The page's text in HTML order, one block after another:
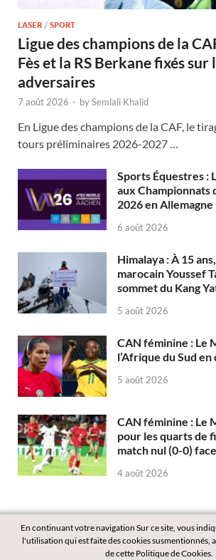
LASER / SPORT
Ligue des champions de la
Fès et la RS Berkane fixés sur
adversaires
7 août 2026 - bySemlali Khalid
En Ligue des champions de la CAF, le
tours préliminaires 2026-2027 …
Sports Équestres :
aux Championnats
2026 en Allemagne
6 août 2026
Himalaya : À 15
marocain Youssef
sommet du Kang
5 août 2026
CAN féminine : Le
l’Afrique du Sud
5 août 2026
CAN féminine : Le
pour les quarts de
match nul (0-0)
4 août 2026
En continuant votre navigation Sur ce site, vous
l'utilisation qui est faite des cookies susmentionnés,
de cette Politique de Cookies.